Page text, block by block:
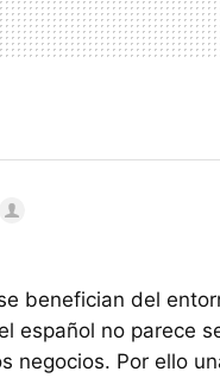
benefician del
español no parece
negocios. Por ello